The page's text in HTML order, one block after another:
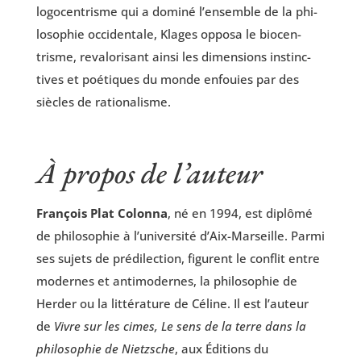
logo­cen­trisme qui a domi­né l’ensemble de la phi­
lo­so­phie occi­den­tale, Klages oppo­sa le bio­cen­
trisme, reva­lo­ri­sant ain­si les dimen­sions ins­tinc­
tives et poé­tiques du monde enfouies par des
siècles de rationalisme.
À propos de l’auteur
Fran­çois Plat Colon­na, né en 1994, est diplô­mé
de phi­lo­so­phie à l’université d’Aix-Marseille. Par­mi
ses sujets de pré­di­lec­tion, figurent le conflit entre
modernes et anti­mo­dernes, la phi­lo­so­phie de
Her­der ou la lit­té­ra­ture de Céline. Il est l’auteur
de Vivre sur les cimes, Le sens de la terre dans la
phi­lo­so­phie de Nietzsche, aux Édi­tions du